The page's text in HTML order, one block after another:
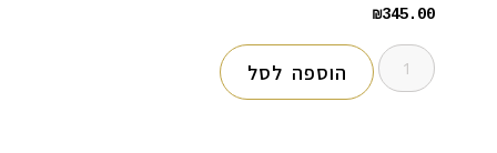
₪345.00
הוספה לסל